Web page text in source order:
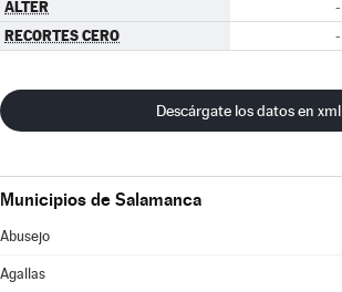
ALTER -
RECORTES CERO -
Descárgate los datos en xml
Municipios de Salamanca
Abusejo
Agallas